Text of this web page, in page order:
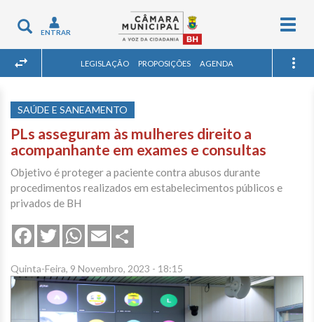
Toggle
navigation
ENTRAR
LEGISLAÇÃO PROPOSIÇÕES AGENDA
SAÚDE E SANEAMENTO
PLs asseguram às mulheres direito a
acompanhante em exames e consultas
Objetivo é proteger a paciente contra abusos durante
procedimentos realizados em estabelecimentos públicos e
privados de BH
FacebookTwitterWhatsApp
Email
Quinta-Feira, 9 Novembro, 2023 - 18:15